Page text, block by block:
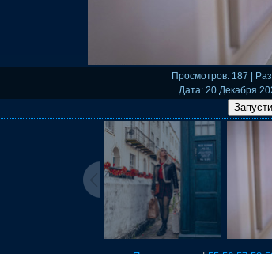
Просмотров: 187 |
Дата: 20 Декабря